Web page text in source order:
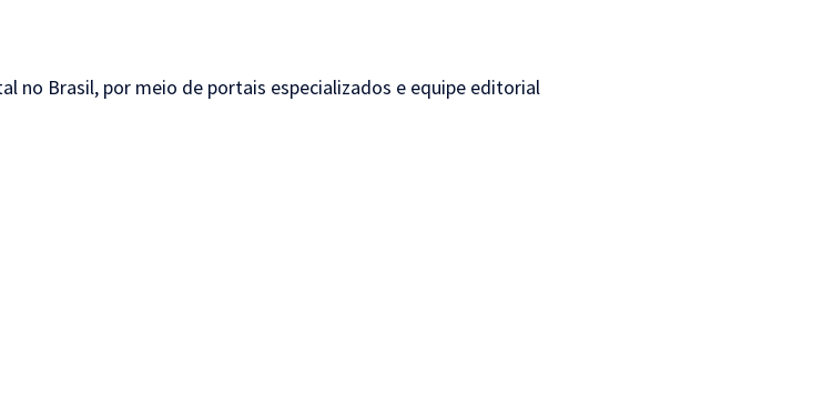
no Brasil, por meio de portais especializados e equipe editorial